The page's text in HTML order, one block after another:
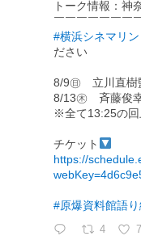
トーク情報：神
￣￣￣￣￣￣￣
#横浜シネマリン
ださい
8/9㊐ 立川直樹
8/13㊍ 斉藤俊幸
※全て13:25の回
チケット
https://
#原爆資料館語
4 7